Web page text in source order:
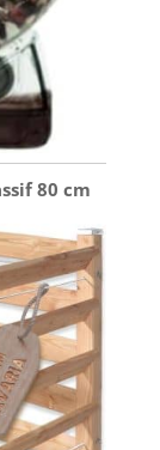
80 cm